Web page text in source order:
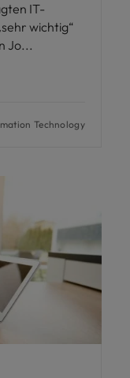
IT-
wichtig“
Jo
Technology